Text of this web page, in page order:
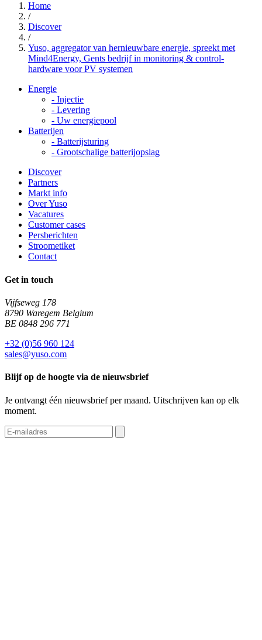
Home
/
Discover
/
Yuso, aggregator van hernieuwbare energie, spreekt met
Mind4Energy, Gents bedrijf in monitoring & control-
hardware voor PV systemen
Energie
- Injectie
- Levering
- Uw energiepool
Batterijen
- Batterijsturing
- Grootschalige batterijopslag
Discover
Partners
Markt info
Over Yuso
Vacatures
Customer cases
Persberichten
Stroometiket
Contact
Get in touch
Vijfseweg 178
8790 Waregem Belgium
BE 0848 296 771
+32 (0)56 960 124
sales@yuso.com
Blijf op de hoogte via de nieuwsbrief
Je ontvangt één nieuwsbrief per maand. Uitschrijven kan op elk
moment.